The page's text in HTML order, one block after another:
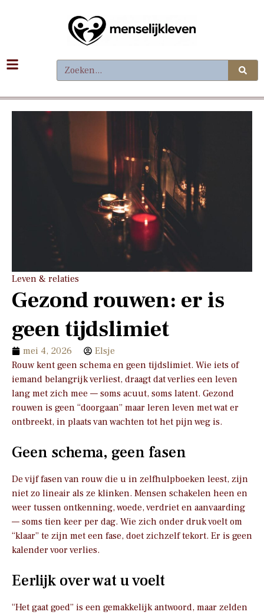
Leven & relaties
Gezond rouwen: er is
geen tijdslimiet
mei 4, 2026
Elsje
Rouw kent geen schema en geen tijdslimiet. Wie iets of
iemand belangrijk verliest, draagt dat verlies een leven
lang met zich mee — soms acuut, soms latent. Gezond
rouwen is geen “doorgaan” maar leren leven met wat er
ontbreekt, in plaats van wachten tot het pijn weg is.
Geen schema, geen fasen
De vijf fasen van rouw die u in zelfhulpboeken leest, zijn
niet zo lineair als ze klinken. Mensen schakelen heen en
weer tussen ontkenning, woede, verdriet en aanvaarding
— soms tien keer per dag. Wie zich onder druk voelt om
“klaar” te zijn met een fase, doet zichzelf tekort. Er is geen
kalender voor verlies.
Eerlijk over wat u voelt
“Het gaat goed” is een gemakkelijk antwoord, maar zelden